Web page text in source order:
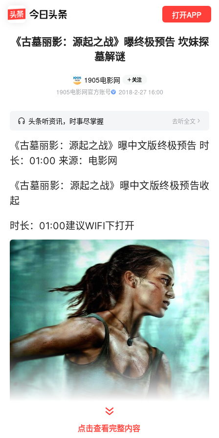
打开APP
《古墓丽影：源起之战》曝终极预告 坎妹探
墓解谜
1905电影网 关注
1905电影网官方账号
  2018-2-27 16:00
头条听资讯，时事尽掌握 去听全文
《古墓丽影：源起之战》曝中文版终极预告 时
长：01:00 来源：电影网
《古墓丽影：源起之战》曝中文版终极预告收
起
时长：01:00建议WIFI下打开
点击查看完整内容